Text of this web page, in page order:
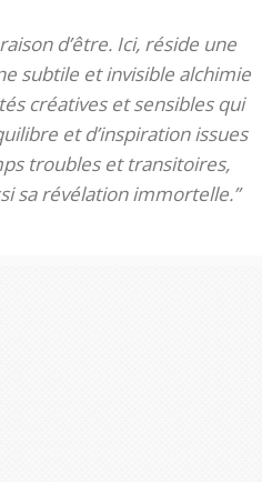
d’être. Ici, réside une
subtile et invisible alchimie
créatives et sensibles qui
et d’inspiration issues
troubles et transitoires,
sa révélation immortelle.”